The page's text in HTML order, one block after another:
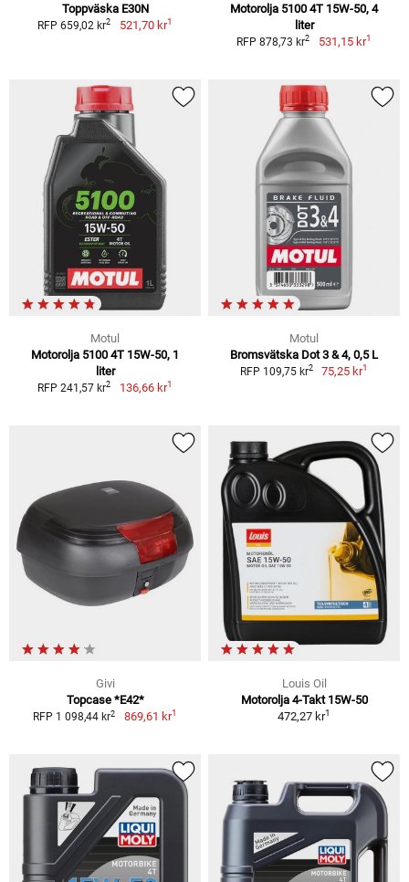
Toppväska E30N
RFP 659,02 kr2 521,70 kr1
Motorolja 5100 4T 15W-50, 4
liter
RFP 878,73 kr2 531,15 kr1
Motul
Motorolja 5100 4T 15W-50, 1
liter
RFP 241,57 kr2 136,66 kr1
Motul
Bromsvätska Dot 3 & 4, 0,5 L
RFP 109,75 kr2 75,25 kr1
Givi
Topcase *E42*
RFP 1 098,44 kr2 869,61 kr1
Louis Oil
Motorolja 4-Takt 15W-50
472,27 kr1